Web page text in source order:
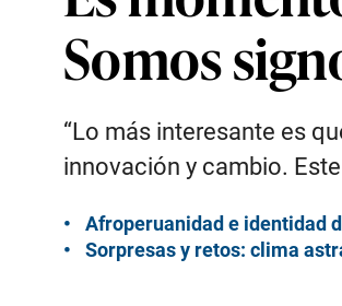
Somos
“Lo más interesante es
innovación y cambio.
Afroperuanidad e identidad
Sorpresas y retos: clima